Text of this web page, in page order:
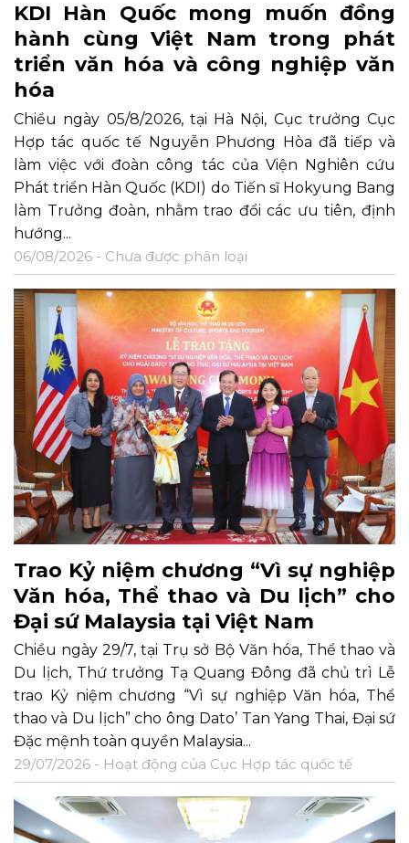
KDI Hàn Quốc mong muốn đồng
hành cùng Việt Nam trong phát
triển văn hóa và công nghiệp văn
hóa
Chiều ngày 05/8/2026, tại Hà Nội, Cục trưởng Cục
Hợp tác quốc tế Nguyễn Phương Hòa đã tiếp và
làm việc với đoàn công tác của Viện Nghiên cứu
Phát triển Hàn Quốc (KDI) do Tiến sĩ Hokyung Bang
làm Trưởng đoàn, nhằm trao đổi các ưu tiên, định
hướng...
06/08/2026 - Chưa được phân loại
Trao Kỷ niệm chương “Vì sự nghiệp
Văn hóa, Thể thao và Du lịch” cho
Đại sứ Malaysia tại Việt Nam
Chiều ngày 29/7, tại Trụ sở Bộ Văn hóa, Thể thao và
Du lịch, Thứ trưởng Tạ Quang Đông đã chủ trì Lễ
trao Kỷ niệm chương “Vì sự nghiệp Văn hóa, Thể
thao và Du lịch” cho ông Dato’ Tan Yang Thai, Đại sứ
Đặc mệnh toàn quyền Malaysia...
29/07/2026 - Hoạt động của Cục Hợp tác quốc tế